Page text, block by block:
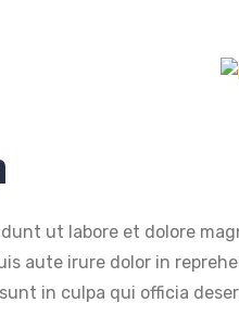
ut labore et dolore
aute irure dolor in
in culpa qui officia